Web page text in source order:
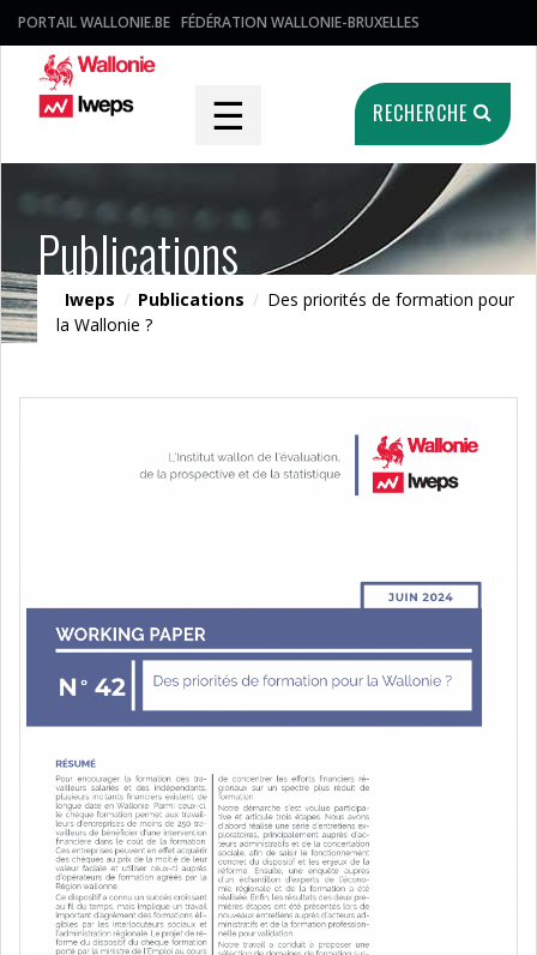
PORTAIL WALLONIE.BE FÉDÉRATION WALLONIE-BRUXELLES
☰ RECHERCHE
Publications
Iweps / Publications / Des priorités de formation pour
la Wallonie ?